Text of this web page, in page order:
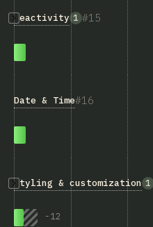
15
Reactivity 1
16
Date & Time
Styling & customization 1
-12